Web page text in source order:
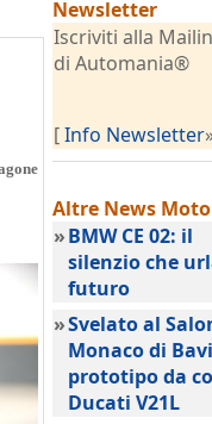
Newsletter
Iscriviti alla
di Automania®
[Info Newsletter
Altre News Moto
»BMW CE 02: il
silenzio che
futuro
»Svelato al
Monaco di
prototipo da
Ducati V21L